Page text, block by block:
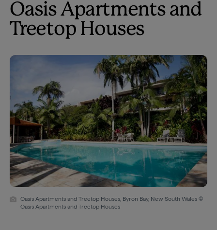
Oasis Apartments and
Treetop Houses
Oasis Apartments and Treetop Houses, Byron Bay, New South Wales ©
Oasis Apartments and Treetop Houses